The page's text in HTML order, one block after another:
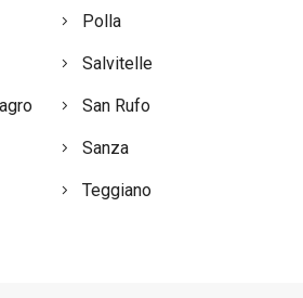
Polla
Salvitelle
San Rufo
Sanza
Teggiano